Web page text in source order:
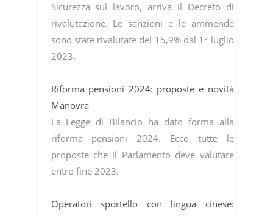
Sicurezza sul lavoro, arriva il Decreto di
rivalutazione. Le sanzioni e le ammende
sono state rivalutate del 15,9% dal 1° luglio
2023.
Riforma pensioni 2024: proposte e novità
Manovra
La Legge di Bilancio ha dato forma alla
riforma pensioni 2024. Ecco tutte le
proposte che il Parlamento deve valutare
entro fine 2023.
Operatori sportello con lingua cinese: